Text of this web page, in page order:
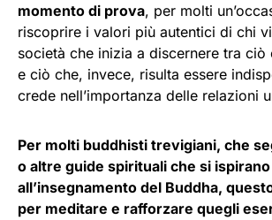
momento di prova, per molti
riscoprire i valori più autentici di chi
società che inizia a discernere tra ciò
e ciò che, invece, risulta essere
crede nell’importanza delle relazioni
Per molti buddhisti trevigiani, che
o altre guide spirituali che si ispirano
all’insegnamento del Buddha,
per meditare e rafforzare quegli